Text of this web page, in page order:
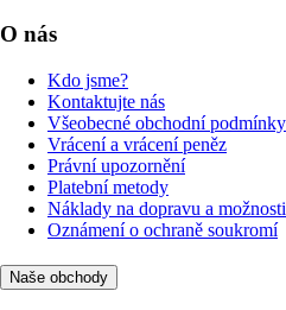
O nás
Kdo jsme?
Kontaktujte nás
Všeobecné obchodní podmínky
Vrácení a vrácení peněz
Právní upozornění
Platební metody
Náklady na dopravu a
Oznámení o ochraně soukromí
Naše obchody